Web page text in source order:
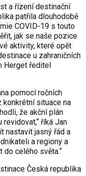
a řízení destinační
patřila dlouhodobě
COVID-19 s touto
jak se naše pozice
aktivity, které opět
u zahraničních
Herget ředitel
pomocí ročních
konkrétní situace na
že akční plán
říká Jan
nastavit jasný řád a
a regiony a
celého světa.“
Česká republika